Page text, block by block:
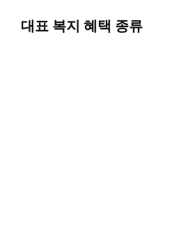
대표 복지 혜택 종류